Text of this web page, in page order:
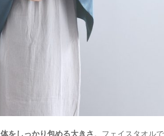
体をしっかり包める大きさ 。フェイスタオル